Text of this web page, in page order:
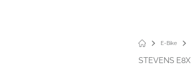
E-Bike
STEVENS